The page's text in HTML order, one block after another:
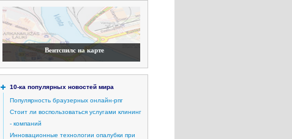
Вентспилс на карте
10-ка популярных новостей мира
Популярность браузерных онлайн-рпг
Стоит ли воспользоваться услугами клининг
- компаний
Инновационные технологии опалубки при